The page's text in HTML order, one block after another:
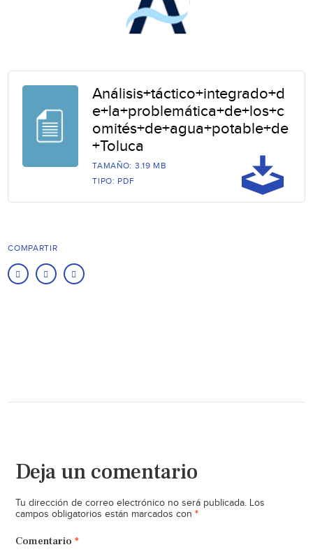
Análisis+táctico+integrado+d
e+la+problemática+de+los+c
omités+de+agua+potable+de
+Toluca
TAMAÑO: 3.19 MB
TIPO: PDF
COMPARTIR
Deja un comentario
Tu dirección de correo electrónico no será publicada. Los
campos obligatorios están marcados con *
Comentario *